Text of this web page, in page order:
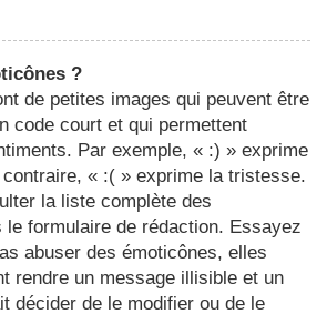
?
de petites images qui peuvent être
code court et qui permettent
Par exemple, « :) » exprime
contraire, « :( » exprime la tristesse.
la liste complète des
le formulaire de rédaction. Essayez
abuser des émoticônes, elles
rendre un message illisible et un
décider de le modifier ou de le